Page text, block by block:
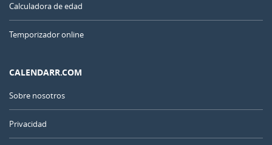
Calculadora de edad
Temporizador online
CALENDARR.COM
Sobre nosotros
Privacidad